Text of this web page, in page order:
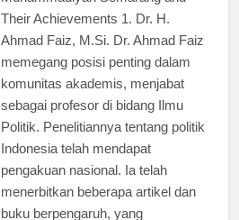
Muhammadiyah Semarang and
Their Achievements 1. Dr. H.
Ahmad Faiz, M.Si. Dr. Ahmad Faiz
memegang posisi penting dalam
komunitas akademis, menjabat
sebagai profesor di bidang Ilmu
Politik. Penelitiannya tentang politik
Indonesia telah mendapat
pengakuan nasional. Ia telah
menerbitkan beberapa artikel dan